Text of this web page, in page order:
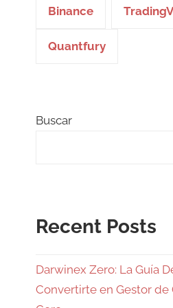
Binance
Quantfury
Buscar
Recent Posts
Darwinex Zero: La Guía
Convertirte en Gestor de